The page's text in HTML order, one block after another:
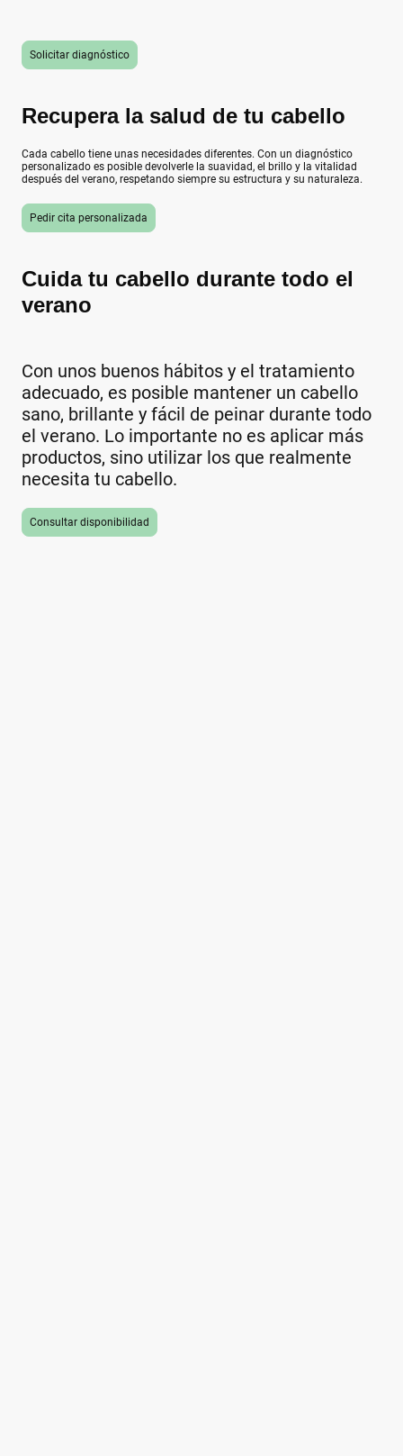
Solicitar diagnóstico
Recupera la salud de tu cabello
Cada cabello tiene unas necesidades diferentes. Con un diagnóstico
personalizado es posible devolverle la suavidad, el brillo y la vitalidad
después del verano, respetando siempre su estructura y su naturaleza.
Pedir cita personalizada
Cuida tu cabello durante todo el
verano
Con unos buenos hábitos y el tratamiento
adecuado, es posible mantener un cabello
sano, brillante y fácil de peinar durante todo
el verano. Lo importante no es aplicar más
productos, sino utilizar los que realmente
necesita tu cabello.
Consultar disponibilidad